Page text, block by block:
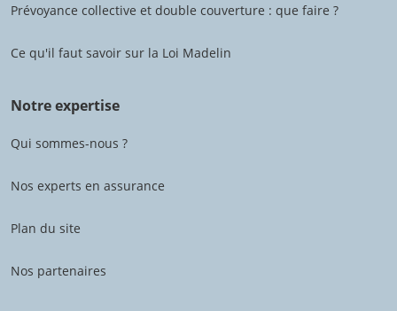
Prévoyance collective et double couverture : que faire ?
Ce qu'il faut savoir sur la Loi Madelin
Notre expertise
Qui sommes-nous ?
Nos experts en assurance
Plan du site
Nos partenaires